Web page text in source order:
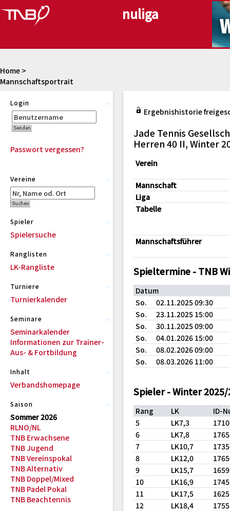
Mannschaftsportrait
Home >
Login
Passwort vergessen?
Vereine
Spieler
Spielersuche
Ranglisten
LK-Rangliste
Turniere
Turnierkalender
Seminare
Seminarkalender
Informationen zur Trainer-
Aus- & Fortbildung
Inhalt
Verbandshomepage
Saison
Sommer 2026
RLNO/NL
TNB Erwachsene
TNB Jugend
TNB Vereinspokal
TNB Alternativ
TNB Doppel/Mixed
TNB Padel Pokal
TNB Beachtennis
Ergebnishistorie
Jade Tennis
Herren 40 II, Winter
Verein
Mannschaft
Liga
Tabelle
Mannschaftsführer
Spieltermine - TNB
Datum
So.
02.11.2025 09:30
So.
23.11.2025 15:00
So.
30.11.2025 09:00
So.
04.01.2026 15:00
So.
08.02.2026 09:00
So.
08.03.2026 11:00
Spieler - Winter 2025/
Rang LK
ID-
5
LK7,3
6
LK7,8
7
LK10,7
8
LK12,0
9
LK15,7
10
LK16,9
11
LK17,5
12
LK18,4